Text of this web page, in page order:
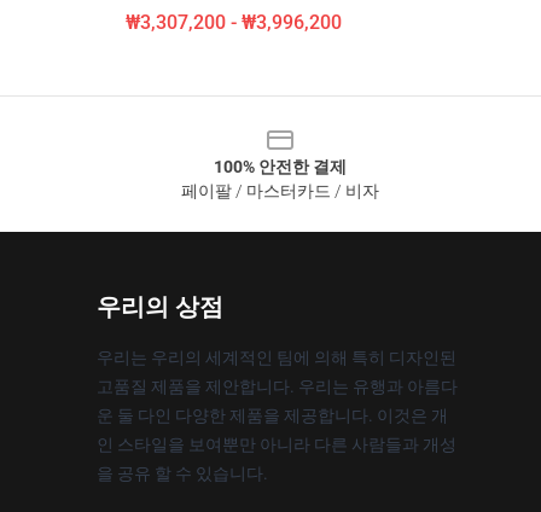
₩3,307,200 - ₩3,996,200
100% 안전한 결제
페이팔 / 마스터카드 / 비자
우리의 상점
우리는 우리의 세계적인 팀에 의해 특히 디자인된
고품질 제품을 제안합니다. 우리는 유행과 아름다
운 둘 다인 다양한 제품을 제공합니다. 이것은 개
인 스타일을 보여뿐만 아니라 다른 사람들과 개성
을 공유 할 수 있습니다.